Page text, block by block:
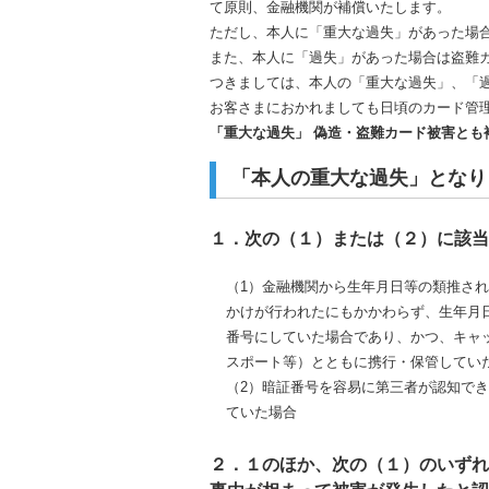
て原則、金融機関が補償いたします。
ただし、本人に「重大な過失」があった場
また、本人に「過失」があった場合は盗
つきましては、本人の「重大な過失」、「
お客さまにおかれましても日頃のカード管
「重大な過失」 偽造・盗難カード被害と
「本人の重大な過失」とな
１．次の（１）または（２）に該
（1）金融機関から生年月日等の類推さ
かけが行われたにもかかわらず、生年
番号にしていた場合であり、かつ、キ
スポート等）とともに携行・保管してい
（2）暗証番号を容易に第三者が認知で
ていた場合
２．１のほか、次の（１）のいず